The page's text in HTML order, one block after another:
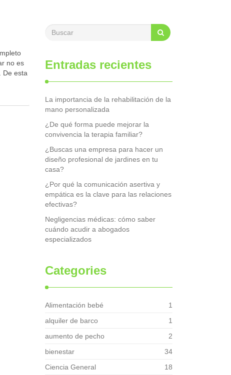
no es
De esta
Entradas recientes
La importancia de la rehabilitación de la
mano personalizada
¿De qué forma puede mejorar la
convivencia la terapia familiar?
¿Buscas una empresa para hacer un
diseño profesional de jardines en tu
casa?
¿Por qué la comunicación asertiva y
empática es la clave para las relaciones
efectivas?
Negligencias médicas: cómo saber
cuándo acudir a abogados
especializados
Categories
Alimentación bebé
1
alquiler de barco
1
aumento de pecho
2
bienestar
34
Ciencia General
18